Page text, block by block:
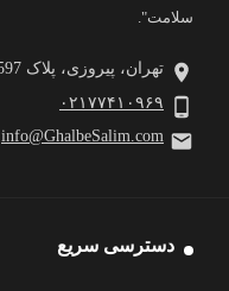
سلامت".
تهران، پیروزی، پلاک 597، واحد 2
۰۲۱۷۷۴۱۰۹۶۹
info@GhalbeSalim.com
دسترسی سریع